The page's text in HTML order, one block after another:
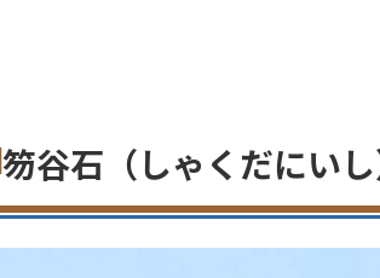
笏谷石（しゃくだにい